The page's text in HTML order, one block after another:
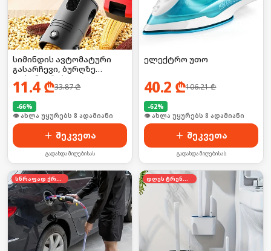
სიმინდის ავტომატური
გასარჩევი, ბურღზე
დასამაგრებელი
11.4₾33.87₾
-66%
🛒 ბოლო 24სთ-ში იყიდა 9-მა
შეკვეთა
გადახდა მიღებისას
ელექტრო უთო
40.2 ₾106.21₾
-62%
🛒 ბოლო 24სთ-ში იყიდა 9-მა
შეკვეთა
გადახდა მიღებისას
სწრაფად ქრება დღეს ტრენდში